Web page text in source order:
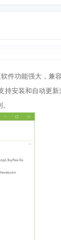
件功能强大，兼
持安装和自动更新